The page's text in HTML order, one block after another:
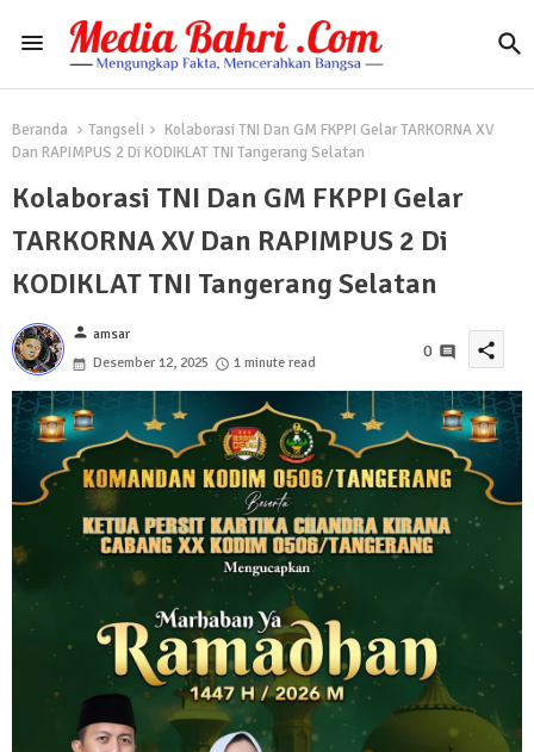
Beranda TangselI
Kolaborasi TNI Dan GM FKPPI Gelar TARKORNA XV
Dan RAPIMPUS 2 Di KODIKLAT TNI Tangerang Selatan
Kolaborasi TNI Dan GM FKPPI Gelar
TARKORNA XV Dan RAPIMPUS 2 Di
KODIKLAT TNI Tangerang Selatan
person amsar
Desember 12, 2025
1 minute read
0 share